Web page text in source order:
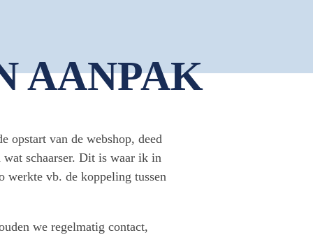
AANPAK
opstart van de webshop, deed
schaarser. Dit is waar ik in
werkte vb. de koppeling tussen
we regelmatig contact,